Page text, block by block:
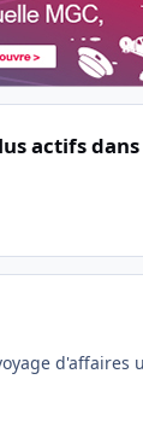
actifs
d'affaires